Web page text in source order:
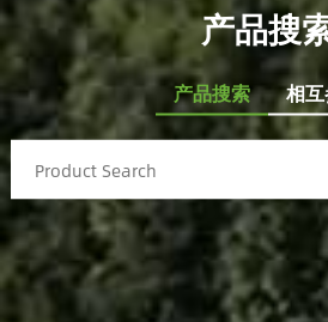
产品搜
产品搜索 相